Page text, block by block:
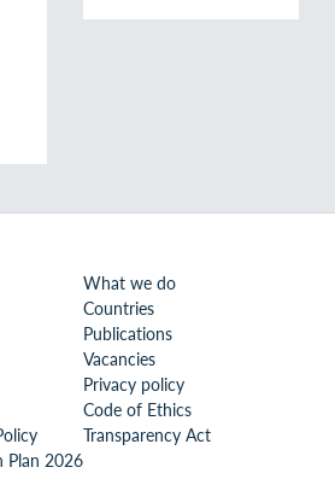
What we do
Countries
Publications
Vacancies
Privacy policy
Code of Ethics
Transparency Act
Plan 2026